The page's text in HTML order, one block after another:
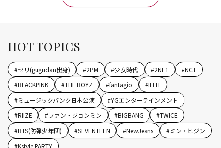
HOT TOPICS
#セリ(gugudan出身) #2PM #少女時代 #2NE1 #NCT
#BLACKPINK #THE BOYZ #fantagio #ILLIT
#ミュージックバンク日本公演 #YGエンターテインメント
#RIIZE #ファン・ジョンミン #BIGBANG #TWICE
#BTS(防弾少年団) #SEVENTEEN #NewJeans #ミン・ヒジン
#Kstyle PARTY